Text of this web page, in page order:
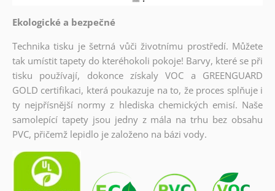
Ekologické a bezpečné
Technika tisku je šetrná vůči životnímu prostředí. Můžete
tak umístit tapety do kteréhokoli pokoje! Barvy, které se při
tisku používají, dokonce získaly VOC a GREENGUARD
GOLD certifikaci, která poukazuje na to, že proces splňuje i
ty nejpřísnější normy z hlediska chemických emisí. Naše
samolepící tapety jsou jedny z mála na trhu bez obsahu
PVC, přičemž lepidlo je založeno na bázi vody.